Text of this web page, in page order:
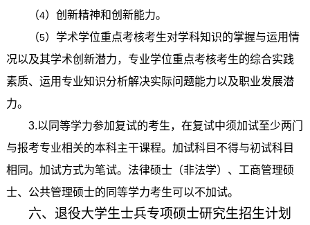
（4）创新精神和创新能力。
（5）学术学位重点考核考生对学科知识的掌握与运用情
况以及其学术创新潜力，专业学位重点考核考生的综合实践
素质、运用专业知识分析解决实际问题能力以及职业发展潜
力。
3.以同等学力参加复试的考生，在复试中须加试至少两门
与报考专业相关的本科主干课程。加试科目不得与初试科目
相同。加试方式为笔试。法律硕士（非法学）、工商管理硕
士、公共管理硕士的同等学力考生可以不加试。
六、退役大学生士兵专项硕士研究生招生计划